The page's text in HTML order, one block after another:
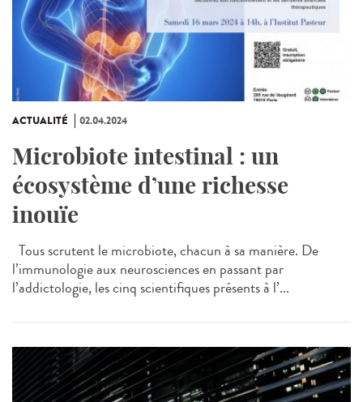
ACTUALITÉ 02.04.2024
Microbiote intestinal : un
écosystème d’une richesse
inouïe
Tous scrutent le microbiote, chacun à sa manière. De
l’immunologie aux neurosciences en passant par
l’addictologie, les cinq scientifiques présents à l’...